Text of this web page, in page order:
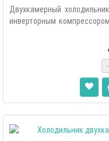
Двухкамерный
инверторным
-